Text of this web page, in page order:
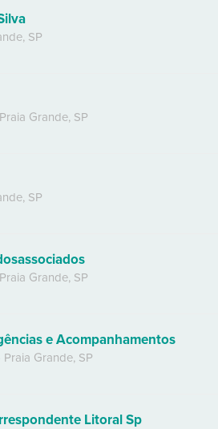
, SP
Praia Grande, SP
, SP
Praia Grande, SP
e Acompanhamentos
Praia Grande, SP
Litoral Sp